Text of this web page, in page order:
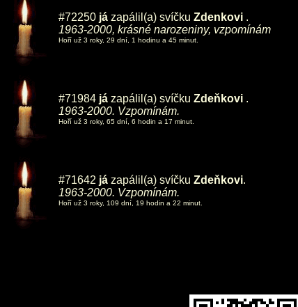
#72250 já zapálil(a) svíčku Zdenkovi .
1963-2000, krásné narozeniny, vzpomínám
Hoří už 3 roky, 29 dní, 1 hodinu a 45 minut.
#71984 já zapálil(a) svíčku Zdeňkovi .
1963-2000. Vzpomínám.
Hoří už 3 roky, 65 dní, 6 hodin a 17 minut.
#71642 já zapálil(a) svíčku Zdeňkovi.
1963-2000. Vzpomínám.
Hoří už 3 roky, 109 dní, 19 hodin a 22 minut.